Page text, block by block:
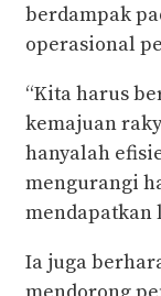
berdampak
operasional
“Kita harus
kemajuan
hanyalah
mengurangi
mendapatkan
Ia juga